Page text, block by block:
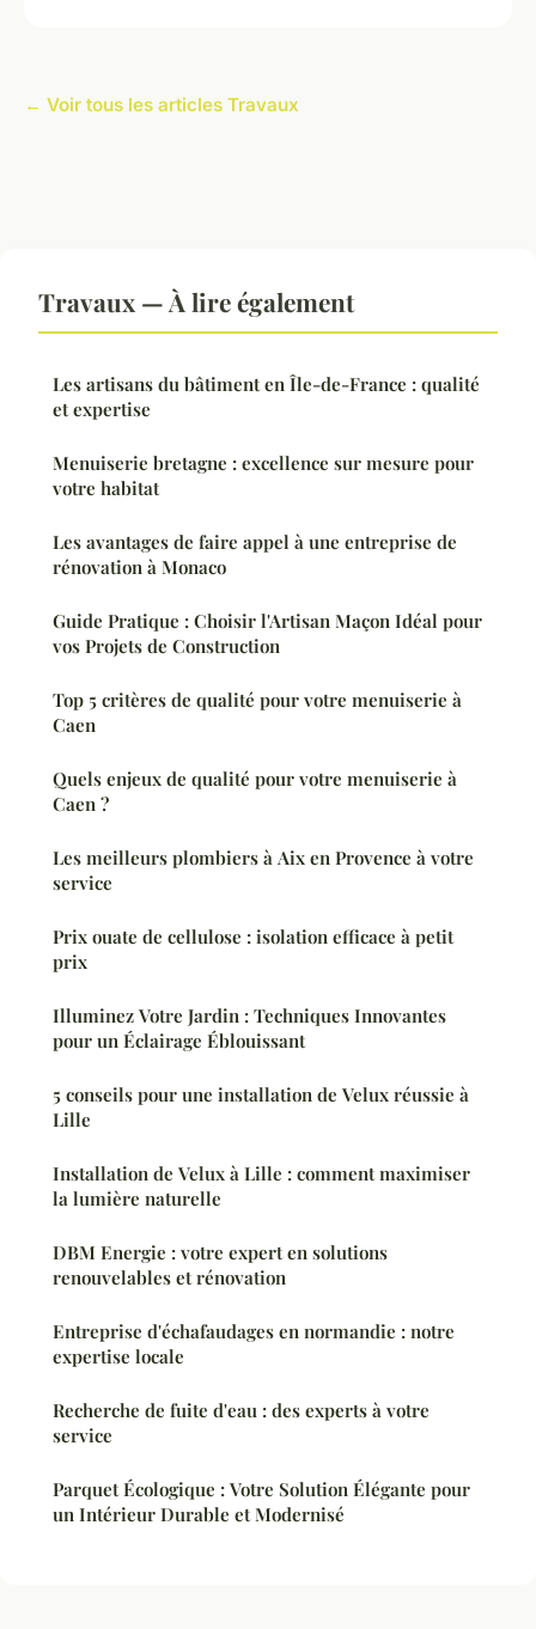
← Voir tous les articles Travaux
Travaux — À lire également
Les artisans du bâtiment en Île-de-France : qualité
et expertise
Menuiserie bretagne : excellence sur mesure pour
votre habitat
Les avantages de faire appel à une entreprise de
rénovation à Monaco
Guide Pratique : Choisir l'Artisan Maçon Idéal pour
vos Projets de Construction
Top 5 critères de qualité pour votre menuiserie à
Caen
Quels enjeux de qualité pour votre menuiserie à
Caen ?
Les meilleurs plombiers à Aix en Provence à votre
service
Prix ouate de cellulose : isolation efficace à petit
prix
Illuminez Votre Jardin : Techniques Innovantes
pour un Éclairage Éblouissant
5 conseils pour une installation de Velux réussie à
Lille
Installation de Velux à Lille : comment maximiser
la lumière naturelle
DBM Energie : votre expert en solutions
renouvelables et rénovation
Entreprise d'échafaudages en normandie : notre
expertise locale
Recherche de fuite d'eau : des experts à votre
service
Parquet Écologique : Votre Solution Élégante pour
un Intérieur Durable et Modernisé